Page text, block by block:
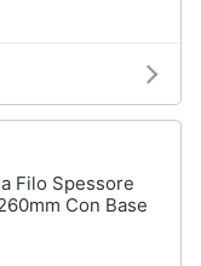
Filo Spessore
Con Base